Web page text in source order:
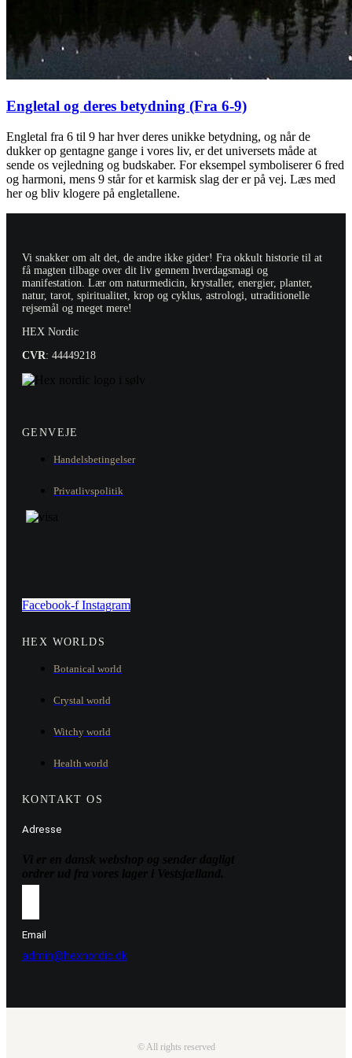
Engletal og deres betydning (Fra 6-9)
Engletal fra 6 til 9 har hver deres unikke betydning, og når de
dukker op gentagne gange i vores liv, er det universets måde at
sende os vejledning og budskaber. For eksempel symboliserer 6 fred
og harmoni, mens 9 står for et karmisk slag der er på vej. Læs med
her og bliv klogere på engletallene.
Vi snakker om alt det, de andre ikke gider! Fra okkult historie til at
få magten tilbage over dit liv gennem hverdagsmagi og
manifestation. Lær om naturmedicin, krystaller, energier, planter,
natur, tarot, spiritualitet, krop og cyklus, astrologi, utraditionelle
rejsemål og meget mere!
HEX Nordic
CVR: 44449218
GENVEJE
Handelsbetingelser
Privatlivspolitik
Facebook-f Instagram
HEX WORLDS
Botanical world
Crystal world
Witchy world
Health world
KONTAKT OS
Adresse
Email
admin@hexnordic.dk
© All rights reserved